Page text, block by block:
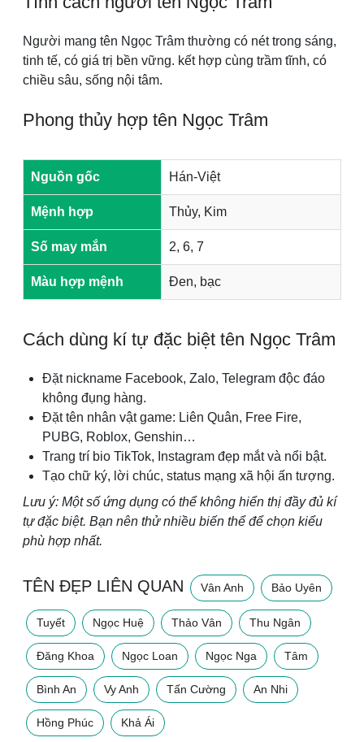
Người mang tên Ngọc Trâm thường có nét trong sáng,
tinh tế, có giá trị bền vững. kết hợp cùng trầm tĩnh, có
chiều sâu, sống nội tâm.
Phong thủy hợp tên Ngọc Trâm
Nguồn gốc Hán-Việt
Mệnh hợp Thủy, Kim
Số may mắn 2, 6, 7
Màu hợp mệnh Đen, bạc
Cách dùng kí tự đặc biệt tên Ngọc Trâm
Đặt nickname Facebook, Zalo, Telegram độc đáo
không đụng hàng.
Đặt tên nhân vật game: Liên Quân, Free Fire,
PUBG, Roblox, Genshin…
Trang trí bio TikTok, Instagram đẹp mắt và nổi bật.
Tạo chữ ký, lời chúc, status mạng xã hội ấn tượng.
Lưu ý: Một số ứng dụng có thể không hiển thị đầy đủ kí
tự đặc biệt. Bạn nên thử nhiều biến thể để chọn kiểu
phù hợp nhất.
TÊN ĐẸP LIÊN QUAN Vân Anh Bảo Uyên
Tuyết Ngọc Huệ Thảo Vân Thu Ngân
Đăng Khoa Ngọc Loan Ngọc Nga Tâm
Bình An Vy Anh Tấn Cường An Nhi
Hồng Phúc Khả Ái